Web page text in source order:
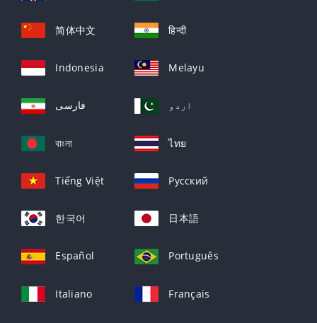
简体中文 हिन्दी
Indonesia Melayu
فارسی اردو
বাংলা ไทย
Tiếng Việt Русский
한국어 日本語
Español Português
Italiano Français